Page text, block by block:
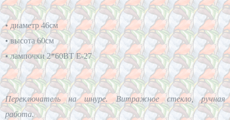
• диаметр 46см
• высота 60см
• лампочки 2*60BT E-27
Переключатель на шнуре. Витражное стекло, ручная
работа.